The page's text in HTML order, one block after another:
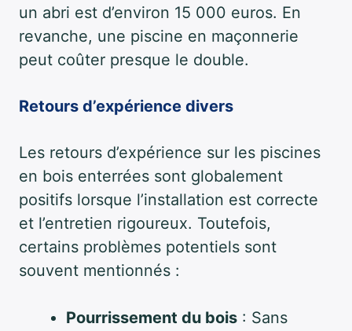
un abri est d’environ 15 000 euros. En
revanche, une piscine en maçonnerie
peut coûter presque le double.
Retours d’expérience divers
Les retours d’expérience sur les piscines
en bois enterrées sont globalement
positifs lorsque l’installation est correcte
et l’entretien rigoureux. Toutefois,
certains problèmes potentiels sont
souvent mentionnés :
Pourrissement du bois : Sans